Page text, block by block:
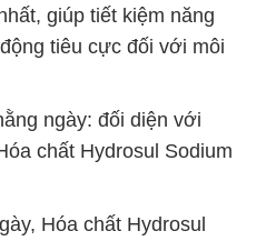
giúp tiết kiệm năng
tiêu cực đối với môi
ngày: đối diện với
chất Hydrosul Sodium
Hóa chất Hydrosul